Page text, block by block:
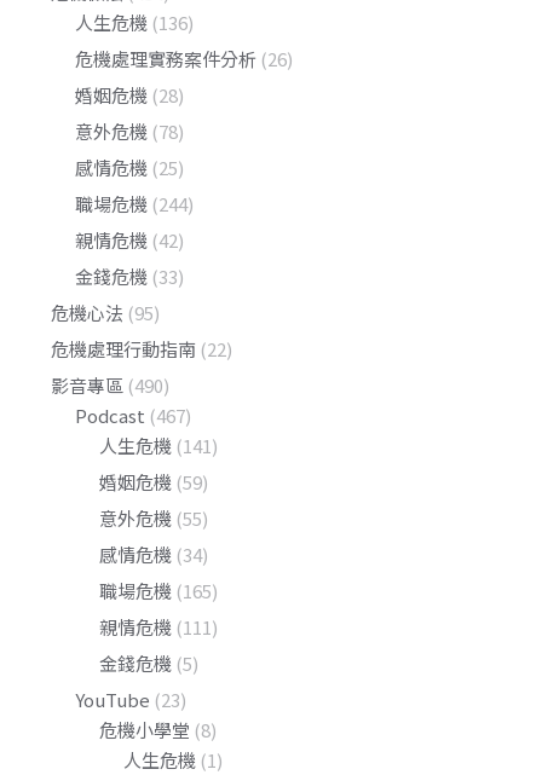
人生危機 (136)
危機處理實務案件分析 (26)
婚姻危機 (28)
意外危機 (78)
感情危機 (25)
職場危機 (244)
親情危機 (42)
金錢危機 (33)
危機心法 (95)
危機處理行動指南 (22)
影音專區 (490)
Podcast (467)
人生危機 (141)
婚姻危機 (59)
意外危機 (55)
感情危機 (34)
職場危機 (165)
親情危機 (111)
金錢危機 (5)
YouTube (23)
危機小學堂 (8)
人生危機 (1)